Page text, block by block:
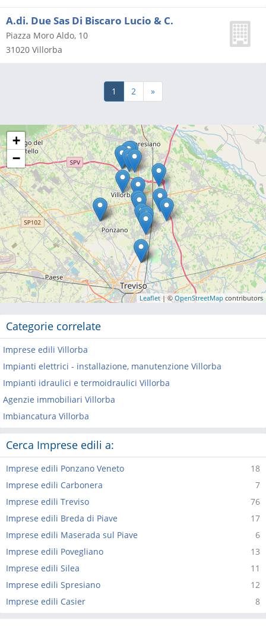
A.di. Due Sas Di Biscaro Lucio & C.
Piazza Moro Aldo, 10
31020 Villorba
1 2 »
+
−
Leaflet| ©OpenStreetMap contributors
Categorie correlate
Imprese edili Villorba
Impianti elettrici - installazione, manutenzione Villorba
Impianti idraulici e termoidraulici Villorba
Agenzie immobiliari Villorba
Imbiancatura Villorba
Cerca Imprese edili a:
18
Imprese edili Ponzano Veneto
7
Imprese edili Carbonera
76
Imprese edili Treviso
17
Imprese edili Breda di Piave
6
Imprese edili Maserada sul Piave
13
Imprese edili Povegliano
11
Imprese edili Silea
12
Imprese edili Spresiano
8
Imprese edili Casier